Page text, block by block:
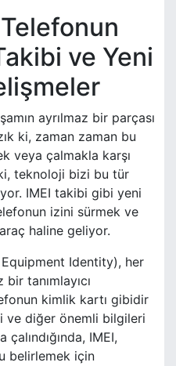
ve Yeni
ayrılmaz bir parçası
ki, zaman zaman bu
veya çalmakla karşı
teknoloji bizi bu tür
IMEI takibi gibi yeni
izini sürmek ve
haline geliyor.
Identity), her
tanımlayıcı
kimlik kartı gibidir
ve diğer önemli bilgileri
IMEI,
belirlemek için